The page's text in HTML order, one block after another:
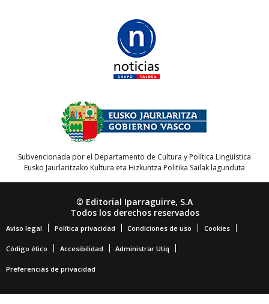
Subvencionada por el Departamento de Cultura y Política Lingüística
Eusko Jaurlaritzako Kultura eta Hizkuntza Politika Sailak lagunduta
© Editorial Iparraguirre, S.A
Todos los derechos reservados
Aviso legal Política privacidad Condiciones de uso Cookies
Código ético Accesibilidad Administrar Utiq
Preferencias de privacidad